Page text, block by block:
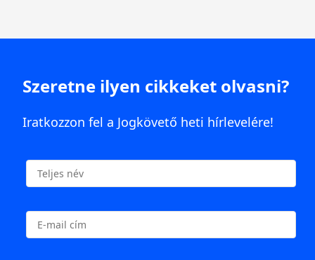
Szeretne ilyen cikkeket olvasni?
Iratkozzon fel a Jogkövető heti hírlevelére!